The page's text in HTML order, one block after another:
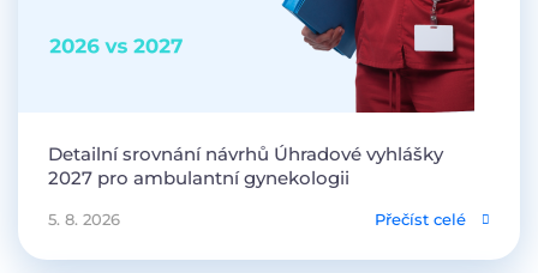
Detailní srovnání návrhů Úhradové vyhlášky
2027 pro ambulantní gynekologii
5. 8. 2026 Přečíst celé